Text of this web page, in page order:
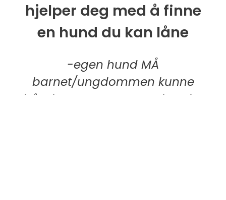
hjelper deg med å finne
en hund du kan låne
-egen hund MÅ
barnet/ungdommen kunne
håndtere sammen med andre